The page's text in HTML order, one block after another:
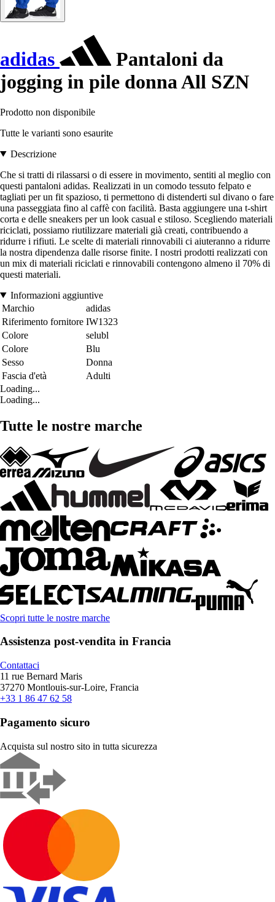
adidas
Pantaloni da
jogging in pile donna All SZN
Prodotto non disponibile
Tutte le varianti sono esaurite
Descrizione
Che si tratti di rilassarsi o di essere in movimento, sentiti al meglio con
questi pantaloni adidas. Realizzati in un comodo tessuto felpato e
tagliati per un fit spazioso, ti permettono di distenderti sul divano o fare
una passeggiata fino al caffè con facilità. Basta aggiungere una t-shirt
corta e delle sneakers per un look casual e stiloso. Scegliendo materiali
riciclati, possiamo riutilizzare materiali già creati, contribuendo a
ridurre i rifiuti. Le scelte di materiali rinnovabili ci aiuteranno a ridurre
la nostra dipendenza dalle risorse finite. I nostri prodotti realizzati con
un mix di materiali riciclati e rinnovabili contengono almeno il 70% di
questi materiali.
Informazioni aggiuntive
Marchio
adidas
Riferimento fornitore IW1323
Colore
selubl
Colore
Blu
Sesso
Donna
Fascia d'età
Adulti
Loading...
Loading...
Tutte le nostre marche
Scopri tutte le nostre marche
Assistenza post-vendita in Francia
Contattaci
11 rue Bernard Maris
37270 Montlouis-sur-Loire, Francia
+33 1 86 47 62 58
Pagamento sicuro
Acquista sul nostro sito in tutta sicurezza